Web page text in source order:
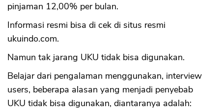
pinjaman 12,00% per bulan.
Informasi resmi bisa di cek di situs resmi
ukuindo.com.
Namun tak jarang UKU tidak bisa digunakan.
Belajar dari pengalaman menggunakan, interview
users, beberapa alasan yang menjadi penyebab
UKU tidak bisa digunakan, diantaranya adalah: